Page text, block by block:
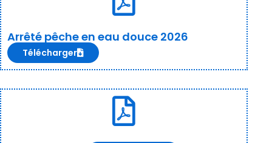
Arrêté pêche en eau douce 2026
Télécharger